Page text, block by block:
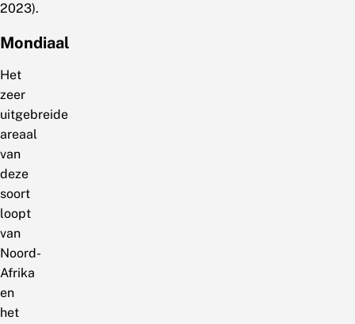
2023).
Mondiaal
Het
zeer
uitgebreide
areaal
van
deze
soort
loopt
van
Noord-
Afrika
en
het